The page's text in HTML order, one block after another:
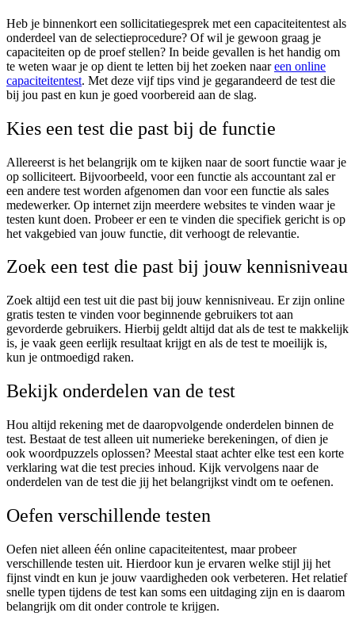
Heb je binnenkort een sollicitatiegesprek met een capaciteitentest als
onderdeel van de selectieprocedure? Of wil je gewoon graag je
capaciteiten op de proef stellen? In beide gevallen is het handig om
te weten waar je op dient te letten bij het zoeken naareen online
capaciteitentest. Met deze vijf tips vind je gegarandeerd de test die
bij jou past en kun je goed voorbereid aan de slag.
Kies een test die past bij de functie
Allereerst is het belangrijk om te kijken naar de soort functie waar je
op solliciteert. Bijvoorbeeld, voor een functie als accountant zal er
een andere test worden afgenomen dan voor een functie als sales
medewerker. Op internet zijn meerdere websites te vinden waar je
testen kunt doen. Probeer er een te vinden die specifiek gericht is op
het vakgebied van jouw functie, dit verhoogt de relevantie.
Zoek een test die past bij jouw kennisniveau
Zoek altijd een test uit die past bij jouw kennisniveau. Er zijn online
gratis testen te vinden voor beginnende gebruikers tot aan
gevorderde gebruikers. Hierbij geldt altijd dat als de test te makkelijk
is, je vaak geen eerlijk resultaat krijgt en als de test te moeilijk is,
kun je ontmoedigd raken.
Bekijk onderdelen van de test
Hou altijd rekening met de daaropvolgende onderdelen binnen de
test. Bestaat de test alleen uit numerieke berekeningen, of dien je
ook woordpuzzels oplossen? Meestal staat achter elke test een korte
verklaring wat die test precies inhoud. Kijk vervolgens naar de
onderdelen van de test die jij het belangrijkst vindt om te oefenen.
Oefen verschillende testen
Oefen niet alleen één online capaciteitentest, maar probeer
verschillende testen uit. Hierdoor kun je ervaren welke stijl jij het
fijnst vindt en kun je jouw vaardigheden ook verbeteren. Het relatief
snelle typen tijdens de test kan soms een uitdaging zijn en is daarom
belangrijk om dit onder controle te krijgen.